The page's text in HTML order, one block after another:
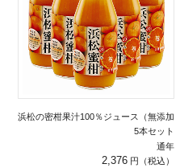
浜松の密柑果汁100％ジュース（無添加）
5本セット
通年
2,376